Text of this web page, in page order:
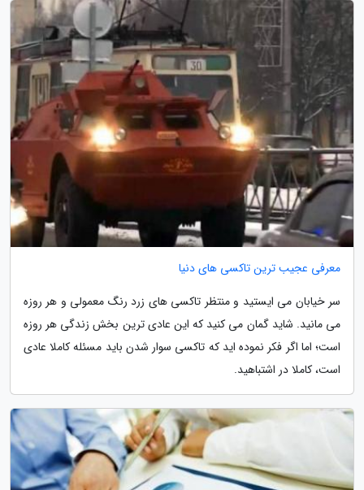
معرفی عجیب ترین تاکسی های دنیا
سر خیابان می ایستید و منتظر تاکسی های زرد رنگ معمولی و هر روزه
می مانید. شاید گمان می کنید که این عادی ترین بخش زندگی هر روزه
است؛ اما اگر فکر نموده اید که تاکسی سوار شدن باید مسئله کاملا عادی
است، کاملا در اشتباهید.